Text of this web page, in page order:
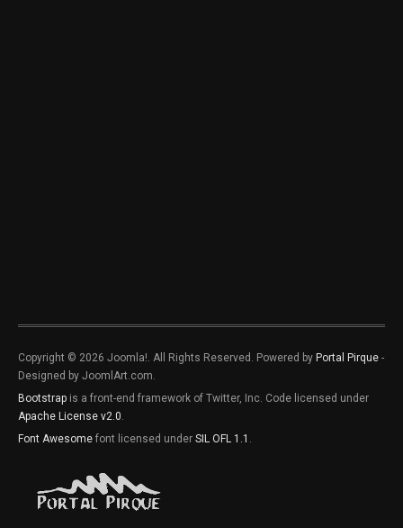
Copyright © 2026 Joomla!. All Rights Reserved. Powered by Portal Pirque -
Designed by JoomlArt.com.
Bootstrap is a front-end framework of Twitter, Inc. Code licensed under
Apache License v2.0.
Font Awesome font licensed under SIL OFL 1.1 .